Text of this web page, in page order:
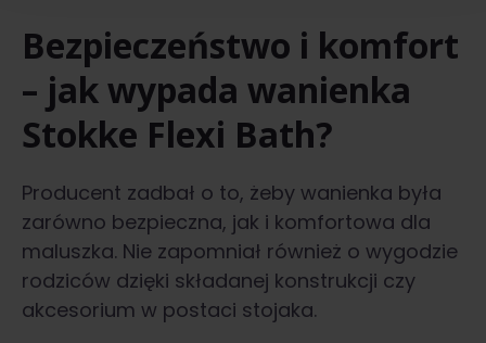
Bezpieczeństwo i komfort
– jak wypada wanienka
Stokke Flexi Bath?
Producent zadbał o to, żeby wanienka była
zarówno bezpieczna, jak i komfortowa dla
maluszka. Nie zapomniał również o wygodzie
rodziców dzięki składanej konstrukcji czy
akcesorium w postaci stojaka.